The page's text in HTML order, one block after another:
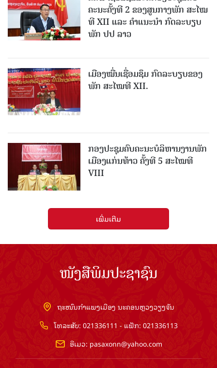
ຄະນະຄັ້ງທີ 2 ຂອງສູນກາງພັກ ສະໄໝ
ທີ XII ແລະ ຄໍາແນະນໍາ ກົດລະບຽບ
ພັກ ປປ ລາວ
ເມືອງ​ໝື່ນເຊື່ອມຊຶມ ກົດລະບຽບຂອງ
ພັກ ສະໄໝທີ XII.
ກອງປະຊຸມຄົບຄະນະບໍລິຫານງານພັກ
ເມືອງແກ່ນ​ທ້າວ ຄັ້ງທີ 5 ສະໄໝທີ
VIII
ເພີ່ມເຕີມ
ໜັງສືພິມປະຊາຊົນ
ຖະໜົນກຳແພງເມືອງ ນະຄອນຫຼວງວຽງຈັນ
ໂທລະສັບ: 021336111 - ແຟັກ: 021336113
ອີເມວ: pasaxonn@yahoo.com